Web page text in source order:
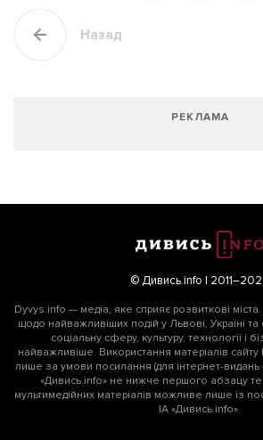
Назад
РЕКЛАМА
© Дивись.info |
Dyvys.info — медіа, яке сприяє розвиткові
щодо найважливіших подій у Львові, Україні та
соціальну сферу, культуру, технології і
найважливіше. Використання матеріалів
лише за умови посилання (для інтернет-видань
«Дивись.info» не нижче першого абзацу
мультимедійних матеріалів можливе лише із
ІА «Дивись.info».